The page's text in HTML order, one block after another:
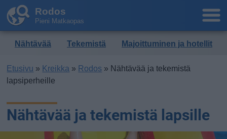
Rodos
Pieni Matkaopas
Nähtävää Tekemistä Majoittuminen ja hotellit
Etusivu » Kreikka » Rodos » Nähtävää ja tekemistä
lapsiperheille
Nähtävää ja tekemistä lapsille